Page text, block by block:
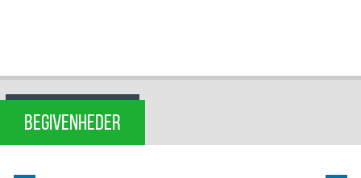
BEGIVENHEDER